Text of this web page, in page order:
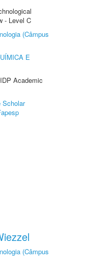
- Level C
(Câmpus
E
Academic
Scholar
(Câmpus